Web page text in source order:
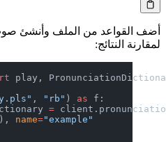
أضف القواعد من الملف وأنشئ
لمقارنة النتائج:
play,
, "rb" ) as f:
name="example"